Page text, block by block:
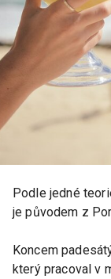
Podle jedné
je původem z
Koncem
který pracoval v